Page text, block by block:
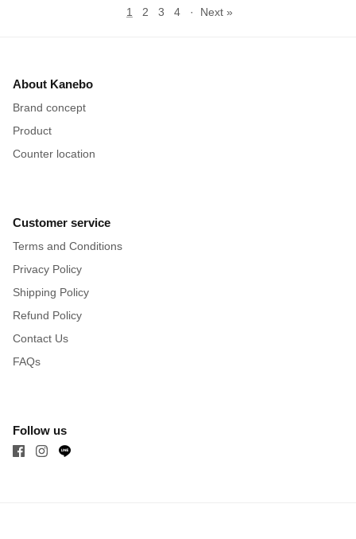
1 2 3 4 · Next »
About Kanebo
Brand concept
Product
Counter location
Customer service
Terms and Conditions
Privacy Policy
Shipping Policy
Refund Policy
Contact Us
FAQs
Follow us